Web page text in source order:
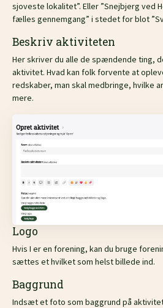
sjoveste lokalitet”. Eller ”Snejbjerg ved
fælles gennemgang” i stedet for blot
Beskriv aktiviteten
Her skriver du alle de spændende ting,
aktivitet. Hvad kan folk forvente at
redskaber, man skal medbringe, hvilke
mere.
Logo
Hvis I er en forening, kan du bruge
sættes et hvilket som helst billede ind.
Baggrund
Indsæt et foto som baggrund på